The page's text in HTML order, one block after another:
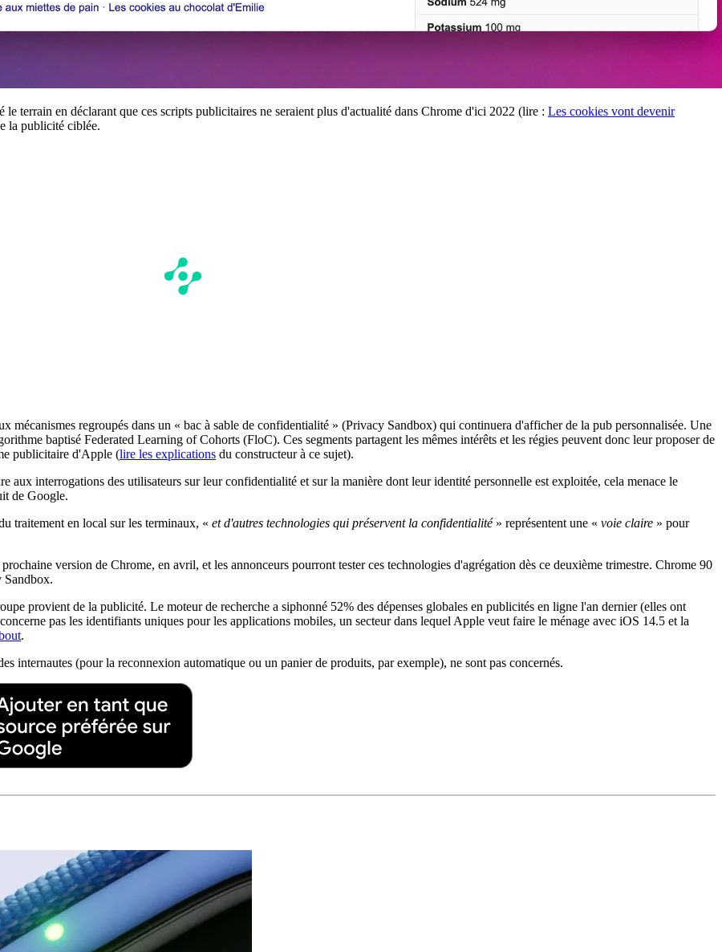
terrain en déclarant que ces scripts publicitaires ne seraient plus d'actualité dans Chrome d'ici 2022 (lire : Les cookies vont devenir
la publicité ciblée.
mécanismes regroupés dans un « bac à sable de confidentialité » (Privacy Sandbox) qui continuera d'afficher de la pub personnalisée. Une
baptisé Federated Learning of Cohorts (FloC). Ces segments partagent les mêmes intérêts et les régies peuvent donc leur proposer de
publicitaire d'Apple (lire les explications du constructeur à ce sujet).
aux interrogations des utilisateurs sur leur confidentialité et sur la manière dont leur identité personnelle est exploitée, cela menace le
de Google.
traitement en local sur les terminaux, « et d'autres technologies qui préservent la confidentialité» représentent une « voie claire » pour
version de Chrome, en avril, et les annonceurs pourront tester ces technologies d'agrégation dès ce deuxième trimestre. Chrome 90
Sandbox.
provient de la publicité. Le moteur de recherche a siphonné 52% des dépenses globales en publicités en ligne l'an dernier (elles ont
pas les identifiants uniques pour les applications mobiles, un secteur dans lequel Apple veut faire le ménage avec iOS 14.5 et la
.
internautes (pour la reconnexion automatique ou un panier de produits, par exemple), ne sont pas concernés.